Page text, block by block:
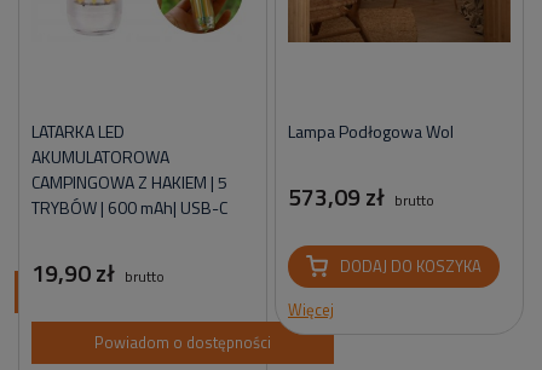
LATARKA LED
AKUMULATOROWA
CAMPINGOWA Z HAKIEM | 5
TRYBÓW | 600 mAh| USB-C
19,90 zł brutto
Powiadom o dostępności
Lampa Podłogowa Wol
573,09 zł brutto
DODAJ DO KOSZYKA
Więcej